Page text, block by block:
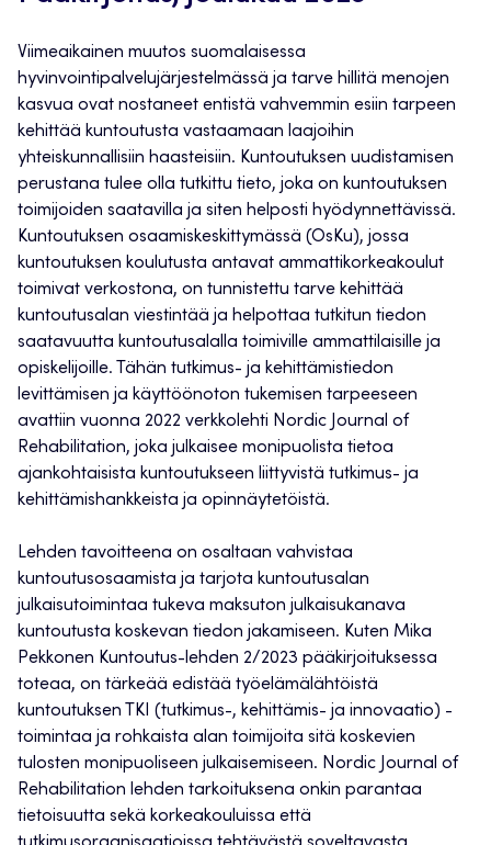
Viimeaikainen muutos suomalaisessa
hyvinvointipalvelujärjestelmässä ja tarve hillitä menojen
kasvua ovat nostaneet entistä vahvemmin esiin tarpeen
kehittää kuntoutusta vastaamaan laajoihin
yhteiskunnallisiin haasteisiin. Kuntoutuksen uudistamisen
perustana tulee olla tutkittu tieto, joka on kuntoutuksen
toimijoiden saatavilla ja siten helposti hyödynnettävissä.
Kuntoutuksen osaamiskeskittymässä (OsKu), jossa
kuntoutuksen koulutusta antavat ammattikorkeakoulut
toimivat verkostona, on tunnistettu tarve kehittää
kuntoutusalan viestintää ja helpottaa tutkitun tiedon
saatavuutta kuntoutusalalla toimiville ammattilaisille ja
opiskelijoille. Tähän tutkimus- ja kehittämistiedon
levittämisen ja käyttöönoton tukemisen tarpeeseen
avattiin vuonna 2022 verkkolehti Nordic Journal of
Rehabilitation, joka julkaisee monipuolista tietoa
ajankohtaisista kuntoutukseen liittyvistä tutkimus- ja
kehittämishankkeista ja opinnäytetöistä.
Lehden tavoitteena on osaltaan vahvistaa
kuntoutusosaamista ja tarjota kuntoutusalan
julkaisutoimintaa tukeva maksuton julkaisukanava
kuntoutusta koskevan tiedon jakamiseen. Kuten Mika
Pekkonen Kuntoutus-lehden 2/2023 pääkirjoituksessa
toteaa, on tärkeää edistää työelämälähtöistä
kuntoutuksen TKI (tutkimus-, kehittämis- ja innovaatio) -
toimintaa ja rohkaista alan toimijoita sitä koskevien
tulosten monipuoliseen julkaisemiseen. Nordic Journal of
Rehabilitation lehden tarkoituksena onkin parantaa
tietoisuutta sekä korkeakouluissa että